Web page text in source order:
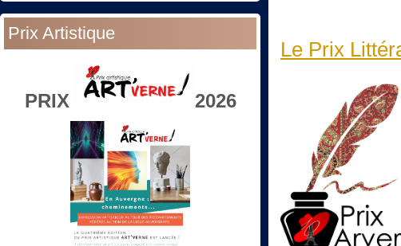
Prix Artistique
PRIX 2026
Le Prix